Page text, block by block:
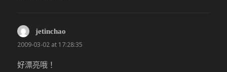
jetinchao
2009-03-02 at 17:28:35
好漂亮哦！